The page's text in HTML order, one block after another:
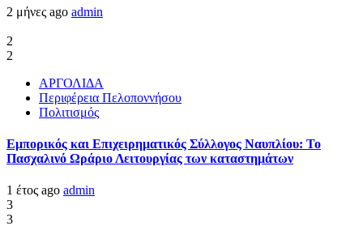
2 μήνες ago admin
2
2
ΑΡΓΟΛΙΔΑ
Περιφέρεια Πελοποννήσου
Πολιτισμός
Εμπορικός και Επιχειρηματικός Σύλλογος Ναυπλίου: Το
Πασχαλινό Ωράριο Λειτουργίας των καταστημάτων
1 έτος ago admin
3
3